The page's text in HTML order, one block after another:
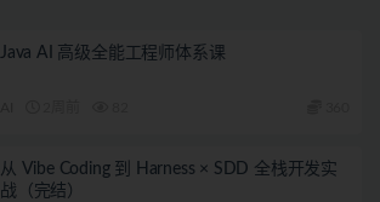
Java AI 高级全能工程师体系课
从 Vibe Coding 到 Harness × SDD 全栈开发实
战（完结）